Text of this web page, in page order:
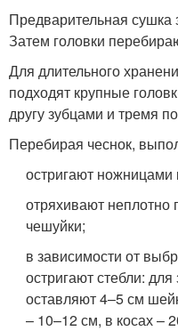
Предварительная
Затем головки
Для длительного
подходят крупные
другу зубцами и тремя
Перебирая чеснок,
остригают
отряхивают
чешуйки;
в зависимости от
остригают стебли:
оставляют 4–5 см
– 10–12 см, в косах –